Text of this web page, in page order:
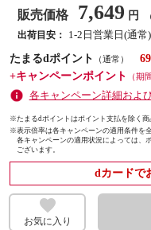
販売価格 7,649 円
出荷目安：
1-2日営業日(通常)
たまるdポイント
（通常）
69
+キャンペーンポイント
（期
各キャンペーン詳細およ
※たまるdポイントはポイント支払を除く商
※表示倍率は各キャンペーンの適用条件を
各キャンペーンの適用状況によっては、
ございます。
dカードで
お気に入り